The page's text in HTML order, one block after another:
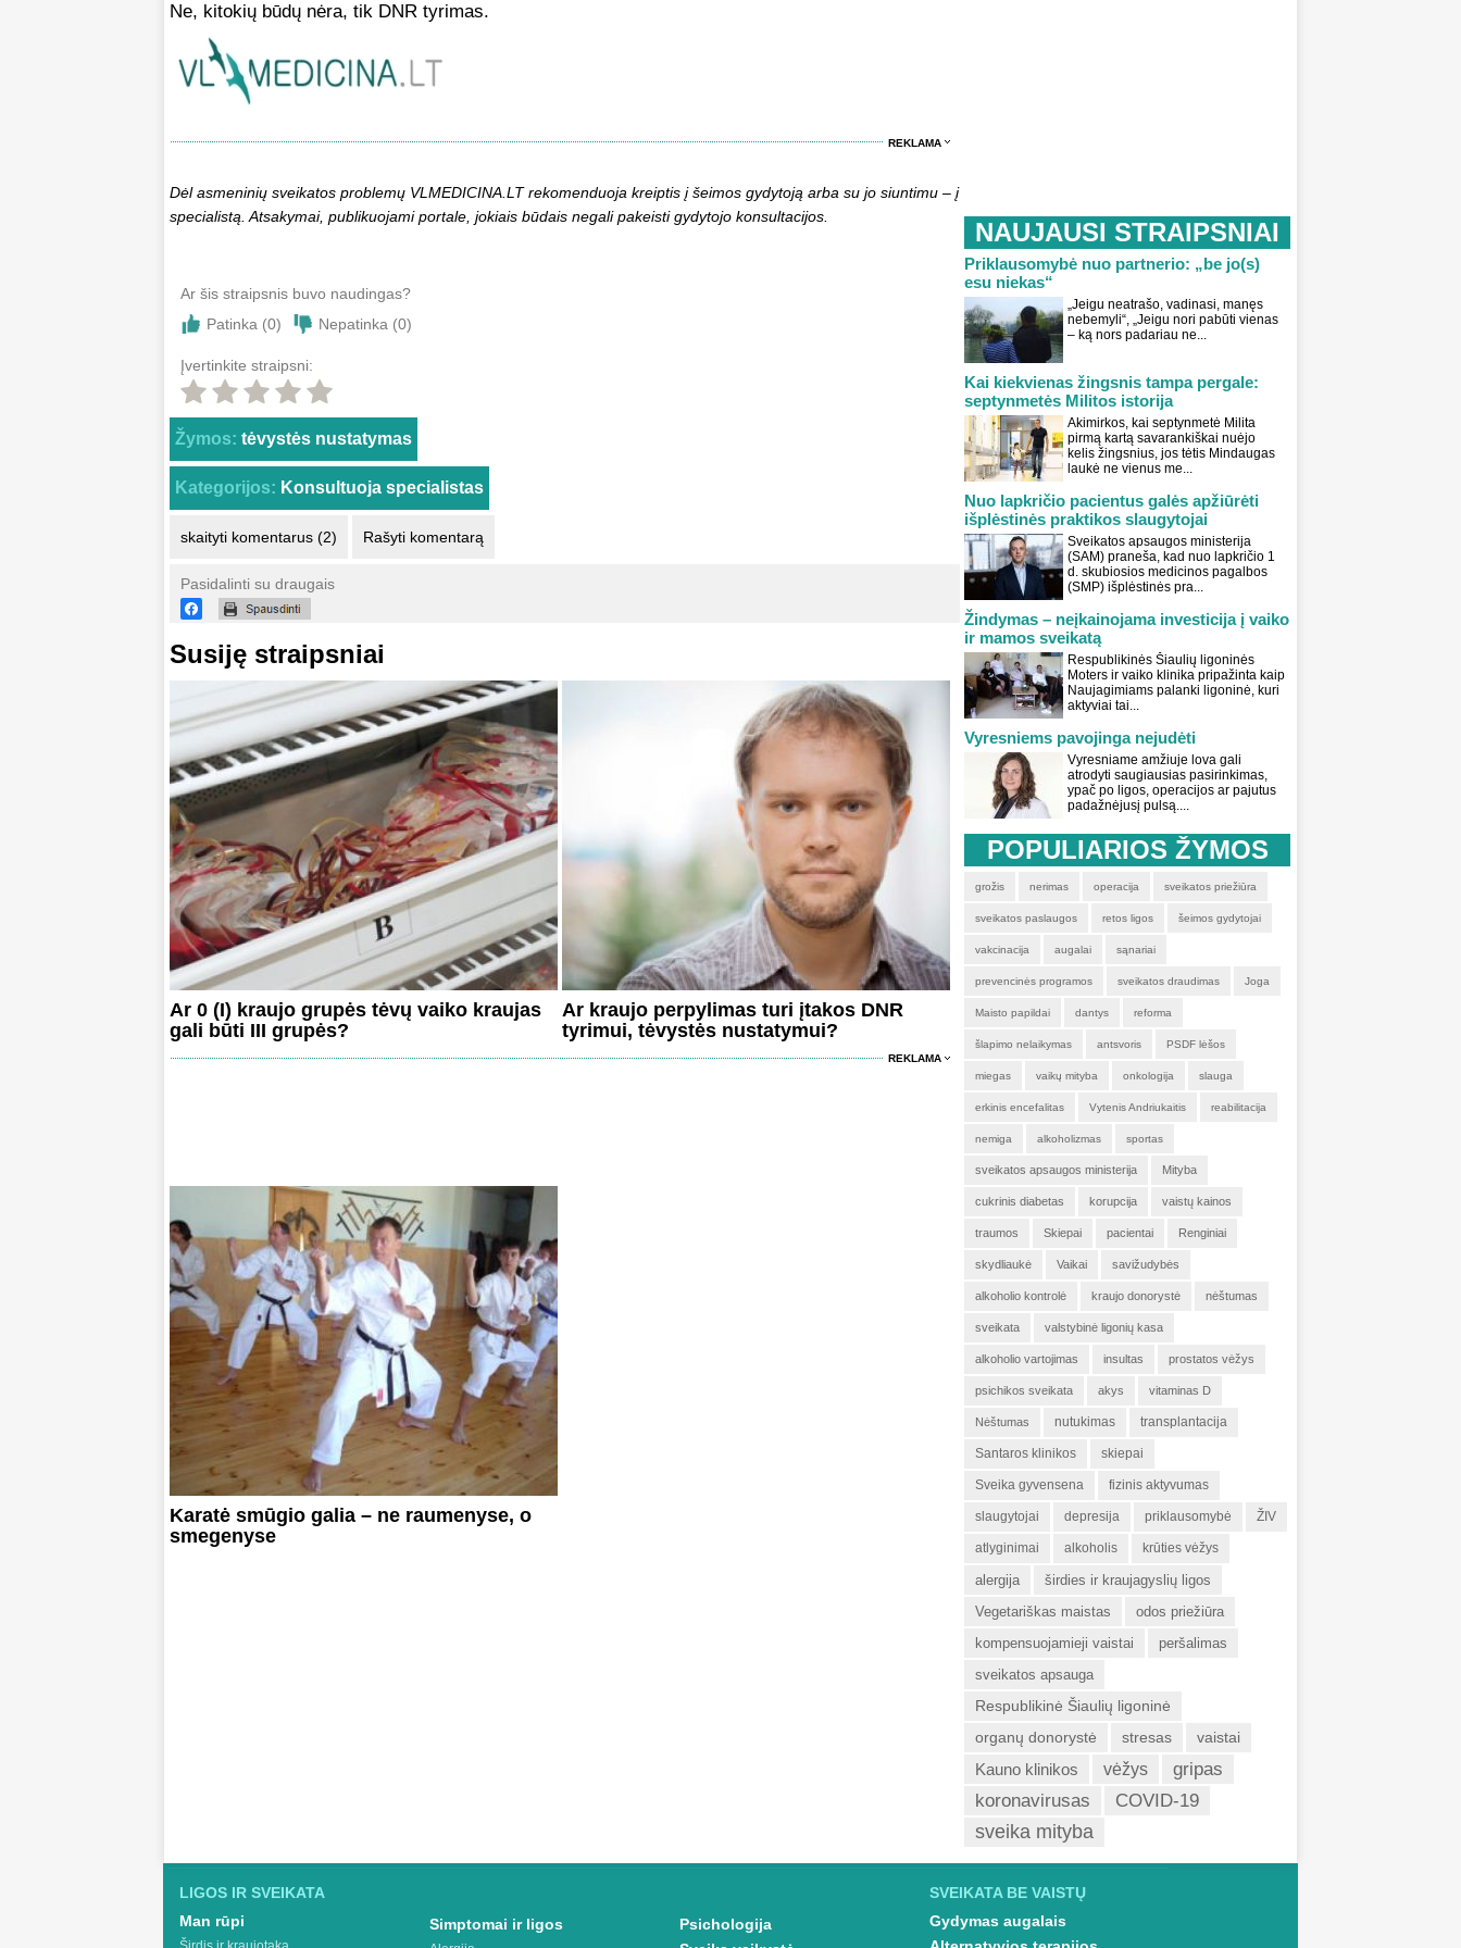
Ne, kitokių būdų nėra, tik DNR tyrimas.
REKLAMA
Dėl asmeninių sveikatos problemų VLMEDICINA.LT rekomenduoja kreiptis į šeimos gydytoją arba su jo siuntimu – į
specialistą. Atsakymai, publikuojami portale, jokiais būdais negali pakeisti gydytojo konsultacijos.
Ar šis straipsnis buvo naudingas?
Patinka (0) Nepatinka (0)
Įvertinkite straipsni:
Žymos: tėvystės nustatymas
Kategorijos: Konsultuoja specialistas
skaityti komentarus (2) Rašyti komentarą
Pasidalinti su draugais
Susiję straipsniai
Ar 0 (I) kraujo grupės tėvų vaiko kraujas
gali būti III grupės?
Ar kraujo perpylimas turi įtakos DNR
tyrimui, tėvystės nustatymui?
REKLAMA
Karatė smūgio galia – ne raumenyse, o
smegenyse
NAUJAUSI STRAIPSNIAI
Priklausomybė nuo partnerio: „be jo(s)
esu niekas“
„Jeigu neatrašo, vadinasi, manęs
nebemyli“, „Jeigu nori pabūti vienas
– ką nors padariau ne...
Kai kiekvienas žingsnis tampa pergale:
septynmetės Militos istorija
Akimirkos, kai septynmetė Milita
pirmą kartą savarankiškai nuėjo
kelis žingsnius, jos tėtis Mindaugas
laukė ne vienus me...
Nuo lapkričio pacientus galės apžiūrėti
išplėstinės praktikos slaugytojai
Sveikatos apsaugos ministerija
(SAM) praneša, kad nuo lapkričio 1
d. skubiosios medicinos pagalbos
(SMP) išplėstinės pra...
Žindymas – neįkainojama investicija į vaiko
ir mamos sveikatą
Respublikinės Šiaulių ligoninės
Moters ir vaiko klinika pripažinta kaip
Naujagimiams palanki ligoninė, kuri
aktyviai tai...
Vyresniems pavojinga nejudėti
Vyresniame amžiuje lova gali
atrodyti saugiausias pasirinkimas,
ypač po ligos, operacijos ar pajutus
padažnėjusį pulsą....
POPULIARIOS ŽYMOS
grožis nerimas operacija sveikatos priežiūra
sveikatos paslaugos retos ligos šeimos gydytojai
vakcinacija augalai sąnariai
prevencinės programos sveikatos draudimas Joga
Maisto papildai dantys reforma
šlapimo nelaikymas antsvoris PSDF lėšos
miegas vaikų mityba onkologija slauga
erkinis encefalitas Vytenis Andriukaitis reabilitacija
nemiga alkoholizmas sportas
sveikatos apsaugos ministerija Mityba
cukrinis diabetas korupcija vaistų kainos
traumos Skiepai pacientai Renginiai
skydliaukė Vaikai savižudybės
alkoholio kontrolė kraujo donorystė nėštumas
sveikata valstybinė ligonių kasa
alkoholio vartojimas insultas prostatos vėžys
psichikos sveikata akys vitaminas D
Nėštumas nutukimas transplantacija
Santaros klinikos skiepai
Sveika gyvensena fizinis aktyvumas
slaugytojai depresija priklausomybė ŽIV
atlyginimai alkoholis krūties vėžys
alergija
širdies ir kraujagyslių ligos
Vegetariškas maistas
odos priežiūra
kompensuojamieji vaistai
peršalimas
sveikatos apsauga
Respublikinė Šiaulių ligoninė
organų donorystė
stresas vaistai
Kauno klinikos vėžys
gripas
koronavirusas
COVID-19
sveika mityba
LIGOS IR SVEIKATA
Man rūpi
Simptomai ir ligos
Psichologija
SVEIKATA BE VAISTŲ
Gydymas augalais